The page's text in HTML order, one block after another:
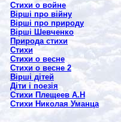
Стихи о войне
Вірші про війну
Вірші про природу
Вірші Шевченко
Природа стихи
Стихи
Стихи о весне
Стихи о весне 2
Вірші дітей
Діти і поезія
Стихи Плещеев А.Н
Стихи Николая Уманца